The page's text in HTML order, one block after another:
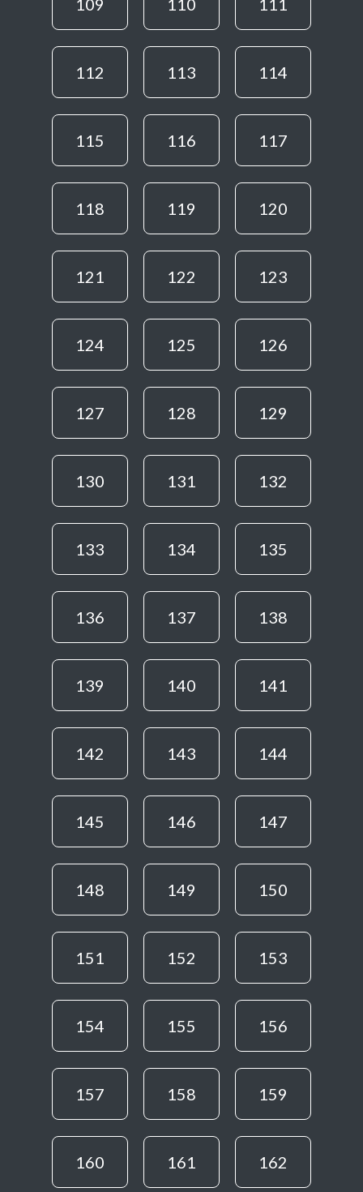
109 110 111
112 113 114
115 116 117
118 119 120
121 122 123
124 125 126
127 128 129
130 131 132
133 134 135
136 137 138
139 140 141
142 143 144
145 146 147
148 149 150
151 152 153
154 155 156
157 158 159
160 161 162